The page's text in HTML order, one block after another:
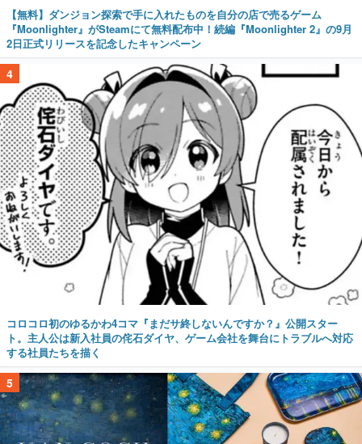
【無料】ダンジョン探索で手に入れたものを自分の店で売るゲーム
『Moonlighter』がSteamにて無料配布中！続編『Moonlighter 2』の9月
2日正式リリースを記念したキャンペーン
4
コロコロ初のゆるかわ4コマ『まだサ終しないんですか？』公開スター
ト。主人公は新入社員の侘石ダイヤ、ゲーム会社を舞台にトラブルへ対応
する社員たちを描く
5